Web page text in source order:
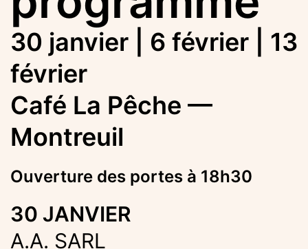
30 janvier | 6 février | 13
février
Café La Pêche —
Montreuil
Ouverture des portes à 18h30
30 JANVIER
A.A. SARL